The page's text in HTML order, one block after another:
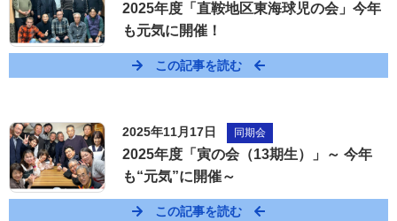
2025年度「直鞍地区東海球児の会」今年
も元気に開催！
この記事を読む
2025年11月17日 同期会
2025年度「寅の会（13期生）」～ 今年
も“元気”に開催～
この記事を読む